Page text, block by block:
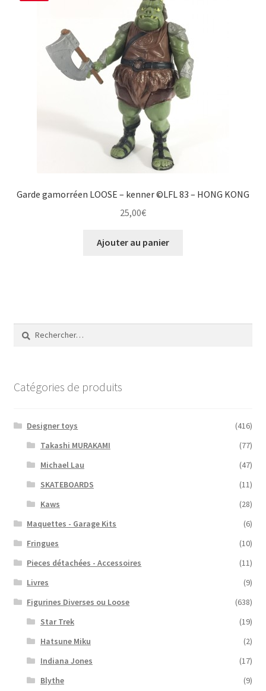
Garde gamorréen LOOSE – kenner ©LFL 83 – HONG KONG
25,00€
Ajouter au panier
Rechercher :
Catégories de produits
Designer toys
(416)
Takashi MURAKAMI
(77)
Michael Lau
(47)
SKATEBOARDS
(11)
Kaws
(28)
Maquettes - Garage Kits
(6)
Fringues
(10)
Pieces détachées - Accessoires
(11)
Livres
(9)
Figurines Diverses ou Loose
(638)
Star Trek
(19)
Hatsune Miku
(2)
Indiana Jones
(17)
Blythe
(9)